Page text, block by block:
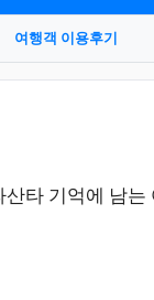
여행객 이용후기
타 기억에 남는